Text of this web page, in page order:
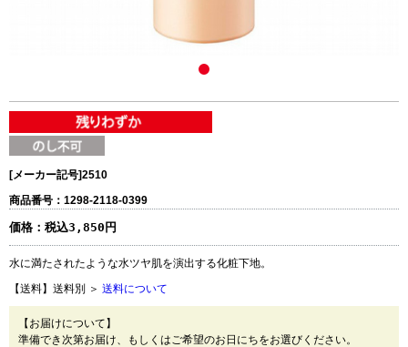
[メーカー記号]2510
商品番号：1298-2118-0399
価格： 税込3,850円
水に満たされたような水ツヤ肌を演出する化粧下地。
【送料】送料別 ＞ 送料について
【お届けについて】
準備でき次第お届け、もしくはご希望のお日にちをお選びください。